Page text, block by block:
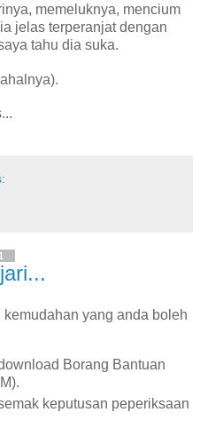
memeluknya, mencium
jelas terperanjat dengan
tahu dia suka.
yang anda boleh
Borang Bantuan
keputusan peperiksaan